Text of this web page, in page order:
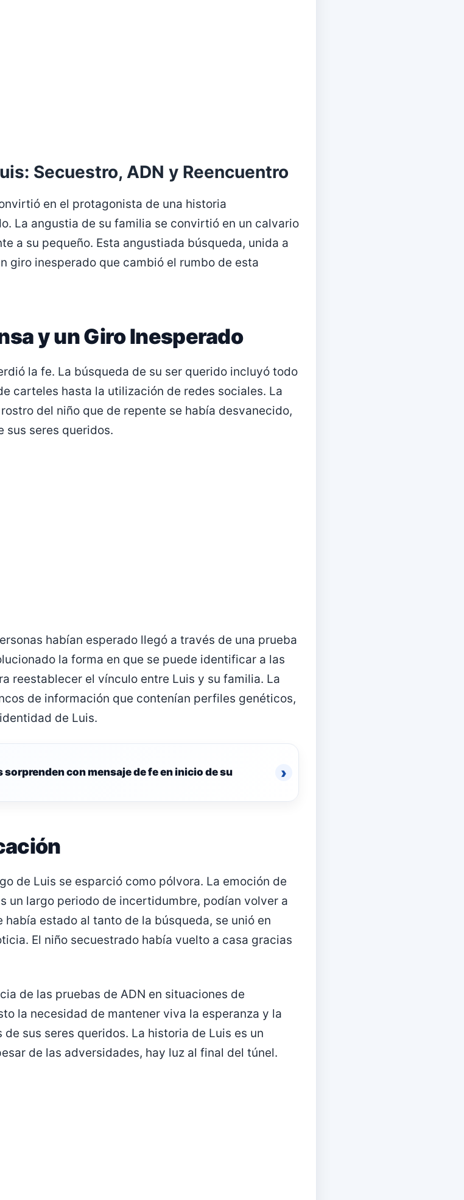
Secuestro, ADN y Reencuentro
en el protagonista de una historia
La angustia de su familia se convirtió en un calvario
a su pequeño. Esta angustiada búsqueda, unida a
giro inesperado que cambió el rumbo de esta
y un Giro Inesperado
la fe. La búsqueda de su ser querido incluyó todo
carteles hasta la utilización de redes sociales. La
del niño que de repente se había desvanecido,
sus seres queridos.
habían esperado llegó a través de una prueba
la forma en que se puede identificar a las
reestablecer el vínculo entre Luis y su familia. La
de información que contenían perfiles genéticos,
de Luis.
con mensaje de fe en inicio de su
›
de Luis se esparció como pólvora. La emoción de
un largo periodo de incertidumbre, podían volver a
estado al tanto de la búsqueda, se unió en
El niño secuestrado había vuelto a casa gracias
de las pruebas de ADN en situaciones de
la necesidad de mantener viva la esperanza y la
sus seres queridos. La historia de Luis es un
de las adversidades, hay luz al final del túnel.